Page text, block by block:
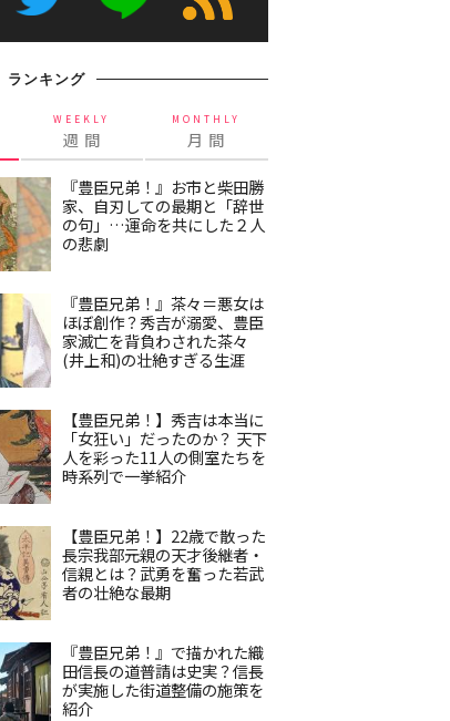
ランキング
WEEKLY
週 間
MONTHLY
月 間
『豊臣兄弟！』お市と柴田勝
家、自刃しての最期と「辞世
の句」…運命を共にした２人
の悲劇
『豊臣兄弟！』茶々＝悪女は
ほぼ創作？秀吉が溺愛、豊臣
家滅亡を背負わされた茶々
(井上和)の壮絶すぎる生涯
【豊臣兄弟！】秀吉は本当に
「女狂い」だったのか？ 天下
人を彩った11人の側室たちを
時系列で一挙紹介
【豊臣兄弟！】22歳で散った
長宗我部元親の天才後継者・
信親とは？武勇を奮った若武
者の壮絶な最期
『豊臣兄弟！』で描かれた織
田信長の道普請は史実？信長
が実施した街道整備の施策を
紹介